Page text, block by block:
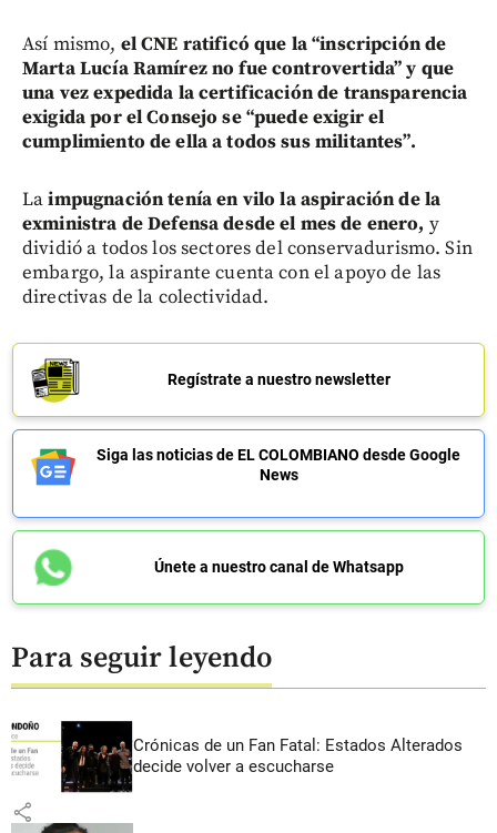
Así mismo, el CNE ratificó que la “inscripción de
Marta Lucía Ramírez no fue controvertida” y que
una vez expedida la certificación de transparencia
exigida por el Consejo se “puede exigir el
cumplimiento de ella a todos sus militantes”.
Laimpugnación tenía en vilo la aspiración de la
exministra de Defensa desde el mes de enero, y
dividió a todos los sectores del conservadurismo. Sin
embargo, la aspirante cuenta con el apoyo de las
directivas de la colectividad.
Regístrate a nuestro newsletter
Siga las noticias de EL COLOMBIANO desde Google
News
Únete a nuestro canal de Whatsapp
Para seguir leyendo
Crónicas de un Fan Fatal: Estados Alterados
decide volver a escucharse
share